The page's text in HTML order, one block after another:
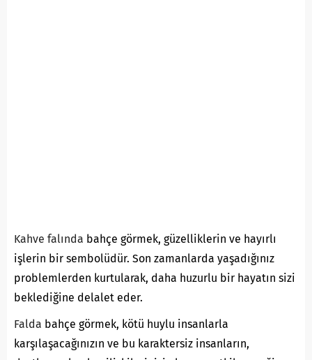
Kahve falında bahçe görmek, güzelliklerin ve hayırlı
işlerin bir sembolüdür. Son zamanlarda yaşadığınız
problemlerden kurtularak, daha huzurlu bir hayatın sizi
beklediğine delalet eder.
Falda bahçe görmek, kötü huylu insanlarla
karşılaşacağınızın ve bu karaktersiz insanların,